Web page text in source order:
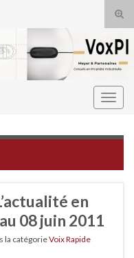
en
08 juin 2011
la catégorieVoix Rapide